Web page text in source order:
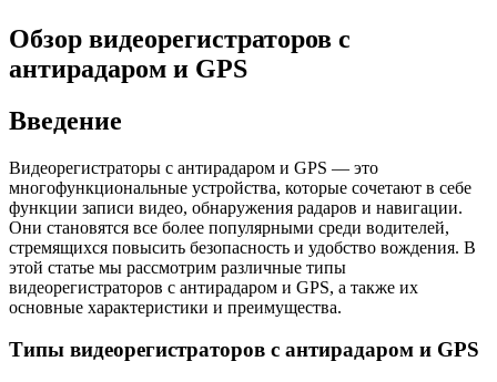
Обзор видеорегистраторов с
антирадаром и GPS
Введение
Видеорегистраторы с антирадаром и GPS — это
многофункциональные устройства, которые сочетают в себе
функции записи видео, обнаружения радаров и навигации.
Они становятся все более популярными среди водителей,
стремящихся повысить безопасность и удобство вождения. В
этой статье мы рассмотрим различные типы
видеорегистраторов с антирадаром и GPS, а также их
основные характеристики и преимущества.
Типы видеорегистраторов с антирадаром и GPS